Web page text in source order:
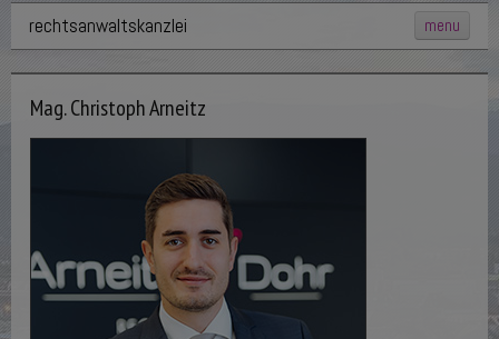
menu
rechtsanwaltskanzlei
kanzlei
rechtsanwälte
service
kontakt
Mag. Christoph Arneitz